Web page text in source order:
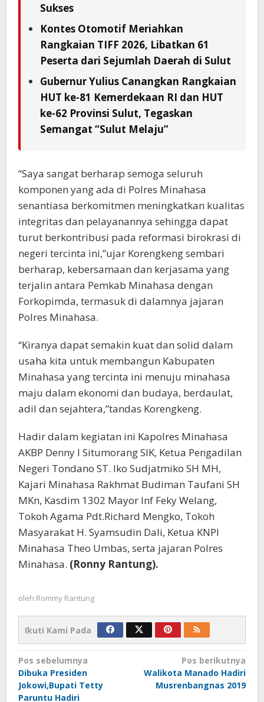
Sukses
Kontes Otomotif Meriahkan
Rangkaian TIFF 2026, Libatkan 61
Peserta dari Sejumlah Daerah di Sulut
Gubernur Yulius Canangkan Rangkaian
HUT ke-81 Kemerdekaan RI dan HUT
ke-62 Provinsi Sulut, Tegaskan
Semangat “Sulut Melaju”
“Saya sangat berharap semoga seluruh
komponen yang ada di Polres Minahasa
senantiasa berkomitmen meningkatkan kualitas
integritas dan pelayanannya sehingga dapat
turut berkontribusi pada reformasi birokrasi di
negeri tercinta ini,”ujar Korengkeng sembari
berharap, kebersamaan dan kerjasama yang
terjalin antara Pemkab Minahasa dengan
Forkopimda, termasuk di dalamnya jajaran
Polres Minahasa.
“Kiranya dapat semakin kuat dan solid dalam
usaha kita untuk membangun Kabupaten
Minahasa yang tercinta ini menuju minahasa
maju dalam ekonomi dan budaya, berdaulat,
adil dan sejahtera,”tandas Korengkeng.
Hadir dalam kegiatan ini Kapolres Minahasa
AKBP Denny I Situmorang SIK, Ketua Pengadilan
Negeri Tondano ST. Iko Sudjatmiko SH MH,
Kajari Minahasa Rakhmat Budiman Taufani SH
MKn, Kasdim 1302 Mayor Inf Feky Welang,
Tokoh Agama Pdt.Richard Mengko, Tokoh
Masyarakat H. Syamsudin Dali, Ketua KNPI
Minahasa Theo Umbas, serta jajaran Polres
Minahasa. (Ronny Rantung).
oleh Rommy Rantung
Ikuti Kami Pada
Navigasi
pos
Pos sebelumnya
Dibuka Presiden
Jokowi,Bupati Tetty
Paruntu Hadiri
Pos berikutnya
Walikota Manado Hadiri
Musrenbangnas 2019